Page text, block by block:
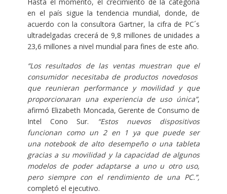
en el país sigue la tendencia mundial, donde, de
acuerdo con la consultora Gartner, la cifra de PC´s
ultradelgadas crecerá de 9,8 millones de unidades a
23,6 millones a nivel mundial para fines de este año.
“Los resultados de las ventas muestran que el
consumidor necesitaba de productos novedosos
que reunieran performance y movilidad y que
proporcionaran una experiencia de uso única”,
afirmó Elizabeth Moncada, Gerente de Consumo de
Intel Cono Sur.
“Estos nuevos dispositivos
funcionan como un 2 en 1 ya que puede ser
una notebook de alto desempeño o una tableta
gracias a su movilidad y la capacidad de algunos
modelos de poder adaptarse a uno u otro uso,
pero siempre con el rendimiento de una PC.”,
completó el ejecutivo.